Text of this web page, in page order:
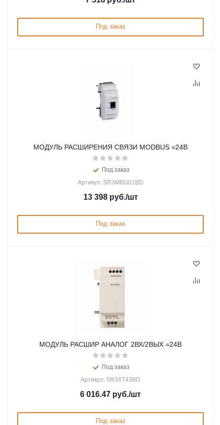
Под заказ
МОДУЛЬ РАСШИРЕНИЯ СВЯЗИ MODBUS =24В
Под заказ
Артикул: SR3MBU01BD
13 398руб./шт
Под заказ
МОДУЛЬ РАСШИР АНАЛОГ 2ВХ/2ВЫХ =24В
Под заказ
Артикул: SR3XT43BD
6 016.47 руб./шт
Под заказ